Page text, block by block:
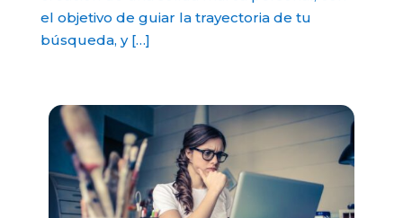
el objetivo de guiar la trayectoria de tu
búsqueda, y […]